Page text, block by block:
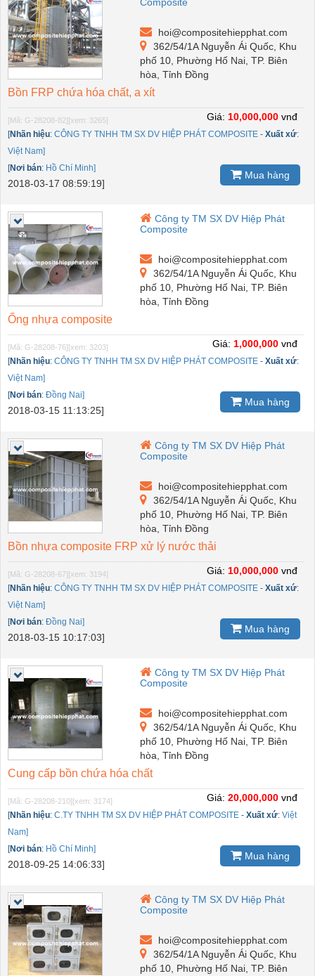
Composite
hoi@compositehiepphat.com
362/54/1A Nguyễn Ái Quốc, Khu
phố 10, Phường Hố Nai, TP. Biên
hòa, Tỉnh Đồng
Bồn FRP chứa hóa chất, a xít
[Mã: G-28208-82] [xem: 3265]
[Nhãn hiệu: CÔNG TY TNHH TM SX DV HIỆP PHÁT COMPOSITE - Xuất xứ:
Việt Nam]
[Nơi bán: Hồ Chí Minh]
2018-03-17 08:59:19]
Giá: 10,000,000 vnđ
Mua hàng
Công ty TM SX DV Hiệp Phát
Composite
hoi@compositehiepphat.com
362/54/1A Nguyễn Ái Quốc, Khu
phố 10, Phường Hố Nai, TP. Biên
hòa, Tỉnh Đồng
Ống nhựa composite
[Mã: G-28208-76] [xem: 3203]
[Nhãn hiệu: CÔNG TY TNHH TM SX DV HIỆP PHÁT COMPOSITE - Xuất xứ:
Việt Nam]
[Nơi bán: Đồng Nai]
2018-03-15 11:13:25]
Giá: 1,000,000 vnđ
Mua hàng
Công ty TM SX DV Hiệp Phát
Composite
hoi@compositehiepphat.com
362/54/1A Nguyễn Ái Quốc, Khu
phố 10, Phường Hố Nai, TP. Biên
hòa, Tỉnh Đồng
Bồn nhựa composite FRP xử lý nước thải
[Mã: G-28208-67] [xem: 3194]
[Nhãn hiệu: CÔNG TY TNHH TM SX DV HIỆP PHÁT COMPOSITE - Xuất xứ:
Việt Nam]
[Nơi bán: Đồng Nai]
2018-03-15 10:17:03]
Giá: 10,000,000 vnđ
Mua hàng
Công ty TM SX DV Hiệp Phát
Composite
hoi@compositehiepphat.com
362/54/1A Nguyễn Ái Quốc, Khu
phố 10, Phường Hố Nai, TP. Biên
hòa, Tỉnh Đồng
Cung cấp bồn chứa hóa chất
[Mã: G-28208-210] [xem: 3174]
[Nhãn hiệu: C.TY TNHH TM SX DV HIỆP PHÁT COMPOSITE - Xuất xứ: Việt
Nam]
[Nơi bán: Hồ Chí Minh]
2018-09-25 14:06:33]
Giá: 20,000,000 vnđ
Mua hàng
Công ty TM SX DV Hiệp Phát
Composite
hoi@compositehiepphat.com
362/54/1A Nguyễn Ái Quốc, Khu
phố 10, Phường Hố Nai, TP. Biên